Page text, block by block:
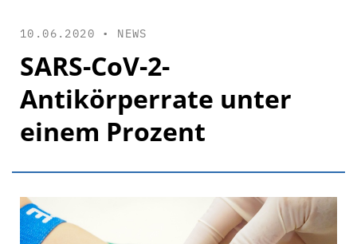
10.06.2020 • NEWS
SARS-CoV-2-
Antikörperrate unter
einem Prozent